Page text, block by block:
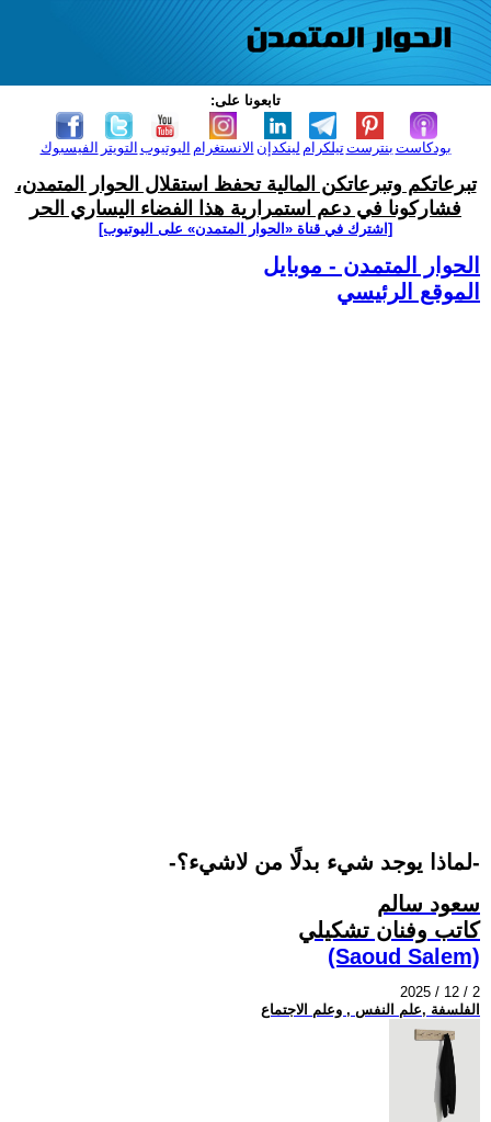
تابعونا على:
الفيسبوك التويتر اليوتيوب الانستغرام لينكدإن تيلكرامبنترست بودكاست
تبرعاتكم وتبرعاتكن المالية تحفظ استقلال الحوار المتمدن،
فشاركونا في دعم استمرارية هذا الفضاء اليساري الحر
[اشترك في قناة ‫«الحوار المتمدن» على اليوتيوب]
الحوار المتمدن - موبايل
الموقع الرئيسي
-لماذا يوجد شيء بدلًا من لاشيء؟-
سعود سالم
كاتب وفنان تشكيلي
(Saoud Salem)
2025 / 12 / 2
الفلسفة ,علم النفس , وعلم الاجتماع